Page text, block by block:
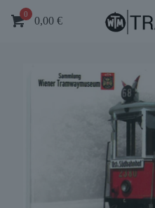
0
0,00 €